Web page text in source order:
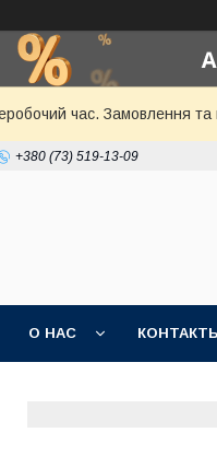
час. Замовлення
+380 (73) 519-13-09
О НАС